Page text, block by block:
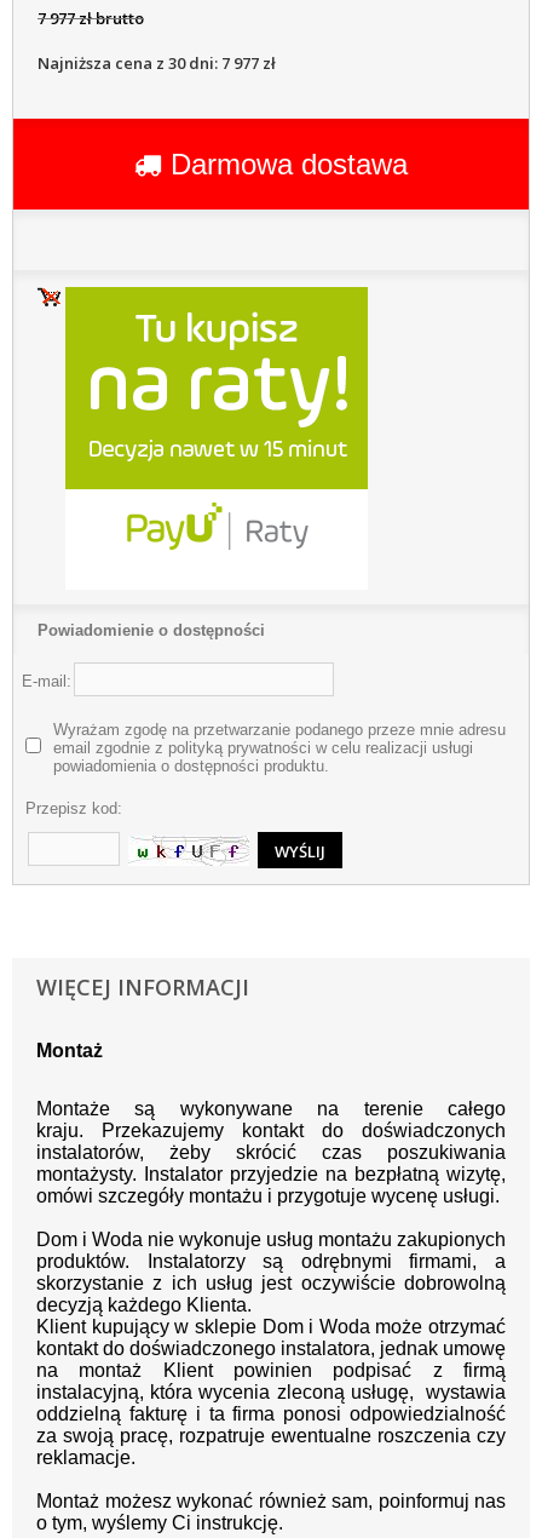
7 977 zł brutto
Najniższa cena z 30 dni: 7 977 zł
Darmowa dostawa
Powiadomienie o dostępności
E-mail:
Wyrażam zgodę na przetwarzanie podanego przeze mnie adresu
email zgodnie z polityką prywatności w celu realizacji usługi
powiadomienia o dostępności produktu.
Przepisz kod:
WIĘCEJ INFORMACJI
Montaż
Montaże są wykonywane na terenie całego
kraju.
Przekazujemy kontakt do doświadczonych
instalatorów, żeby skrócić czas poszukiwania
montażysty.
Instalator przyjedzie na bezpłatną wizytę,
omówi szczegóły montażu i przygotuje wycenę usługi.
Dom i Woda nie wykonuje usług montażu zakupionych
produktów. Instalatorzy są odrębnymi firmami, a
skorzystanie z ich usług jest oczywiście dobrowolną
decyzją każdego Klienta.
Klient kupujący w sklepie Dom i Woda może otrzymać
kontakt do doświadczonego instalatora, jednak umowę
na montaż Klient powinien podpisać z firmą
instalacyjną, która wycenia zleconą usługę, wystawia
oddzielną fakturę i ta firma ponosi odpowiedzialność
za swoją pracę, rozpatruje ewentualne roszczenia czy
reklamacje.
Montaż możesz wykonać również sam, poinformuj nas
o tym, wyślemy Ci instrukcję.